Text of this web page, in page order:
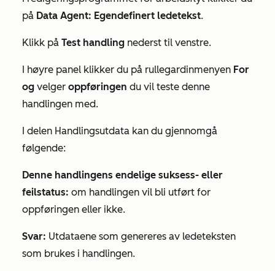
på Data Agent: Egendefinert ledetekst.
Klikk på Test handling nederst til venstre.
I høyre panel klikker du på rullegardinmenyen For
og velger oppføringen du vil teste denne
handlingen med.
I delen Handlingsutdata kan du gjennomgå
følgende:
Denne handlingens endelige suksess- eller
feilstatus: om handlingen vil bli utført for
oppføringen eller ikke.
Svar: Utdataene som genereres av ledeteksten
som brukes i handlingen.